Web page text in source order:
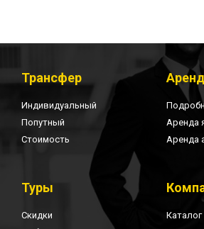
Трансфер
Индивидуальный
Попутный
Стоимость
Аренда
Аренда
Туры
Скидки
Каталог